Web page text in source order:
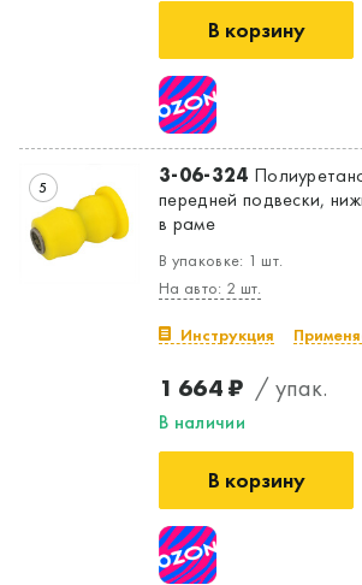
В корзину
5 3-06-324
передней подвески,
в раме
В упаковке: 1 шт.
На авто: 2 шт.
Инструкция
1 664 ₽ / упак.
В наличии
В корзину